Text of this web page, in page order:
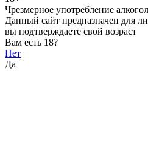
Чрезмерное употребление
Данный сайт предназначен для
вы подтверждаете свой возраст
Вам есть 18?
Нет
Да